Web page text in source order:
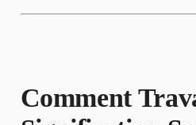
Comment